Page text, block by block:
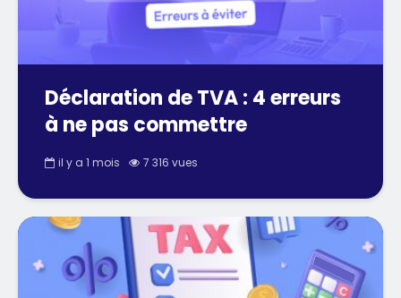
Déclaration de TVA : 4 erreurs
à ne pas commettre
il y a 1 mois 7 316 vues